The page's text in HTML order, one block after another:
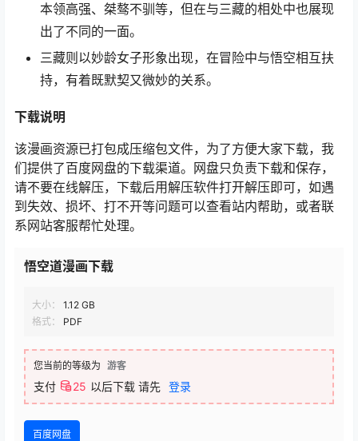
本领高强、桀骜不驯等，但在与三藏的相处中也展现
出了不同的一面。
三藏则以妙龄女子形象出现，在冒险中与悟空相互扶
持，有着既默契又微妙的关系。
下载说明
该漫画资源已打包成压缩包文件，为了方便大家下载，我
们提供了百度网盘的下载渠道。网盘只负责下载和保存，
请不要在线解压，下载后用解压软件打开解压即可，如遇
到失效、损坏、打不开等问题可以查看站内帮助，或者联
系网站客服帮忙处理。
悟空道漫画下载
大小：
1.12 GB
格式：
PDF
您当前的等级为 游客
支付 25 以后下载 请先 登录
百度网盘